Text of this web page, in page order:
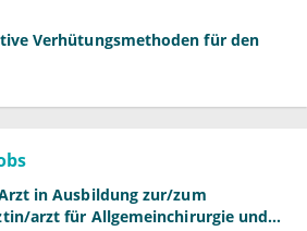
Verhütungsmethoden für den
in Ausbildung zur/zum
arzt für Allgemeinchirurgie und